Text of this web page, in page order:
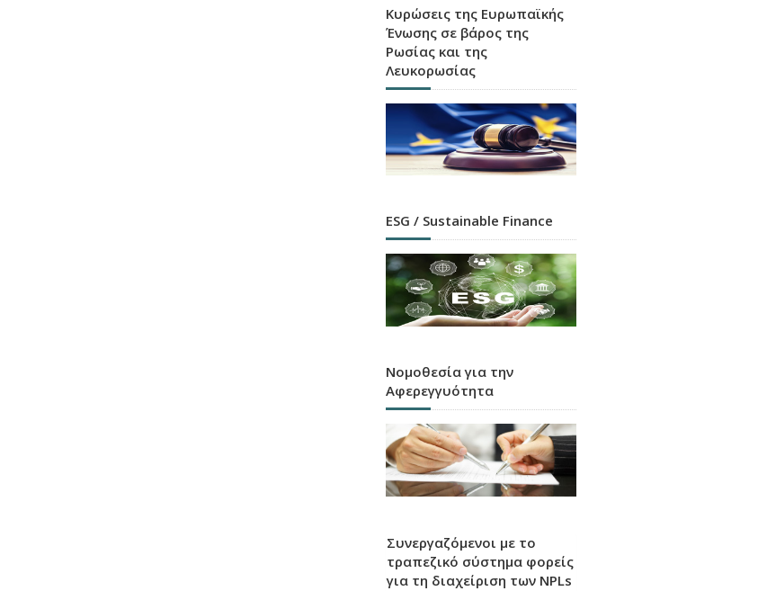
Κυρώσεις της Ευρωπαϊκής
Ένωσης σε βάρος της
Ρωσίας και της
Λευκορωσίας
ESG / Sustainable Finance
Νομοθεσία για την
Αφερεγγυότητα
Συνεργαζόμενοι με το
τραπεζικό σύστημα φορείς
για τη διαχείριση των NPLs